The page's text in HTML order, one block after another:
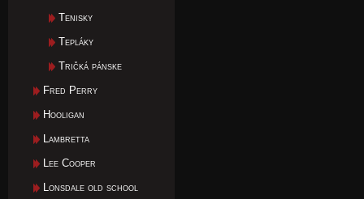
Tenisky
Tepláky
Tričká pánske
Fred Perry
Hooligan
Lambretta
Lee Cooper
Lonsdale old school